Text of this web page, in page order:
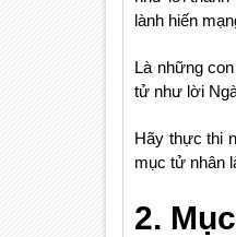
lành hiến
Là những
tử như lời
Hãy thực thi
mục tử nhân
2.